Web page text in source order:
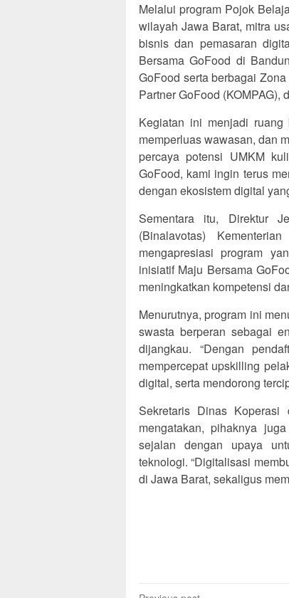
Melalui program Pojok
wilayah Jawa Barat, mitra
bisnis dan pemasaran
Bersama GoFood di
GoFood serta berbagai
Partner GoFood (KOMPAG),
Kegiatan ini menjadi
memperluas wawasan, dan
percaya potensi UMKM
GoFood, kami ingin terus
dengan ekosistem digital
Sementara itu, Direktur
(Binalavotas)
mengapresiasi program
inisiatif Maju Bersama
meningkatkan kompetensi
Menurutnya, program ini
swasta berperan sebagai
dijangkau. “Dengan
mempercepat upskilling
digital, serta mendorong
Sekretaris Dinas
mengatakan, pihaknya
sejalan dengan upaya
teknologi. “Digitalisasi
di Jawa Barat, sekaligus